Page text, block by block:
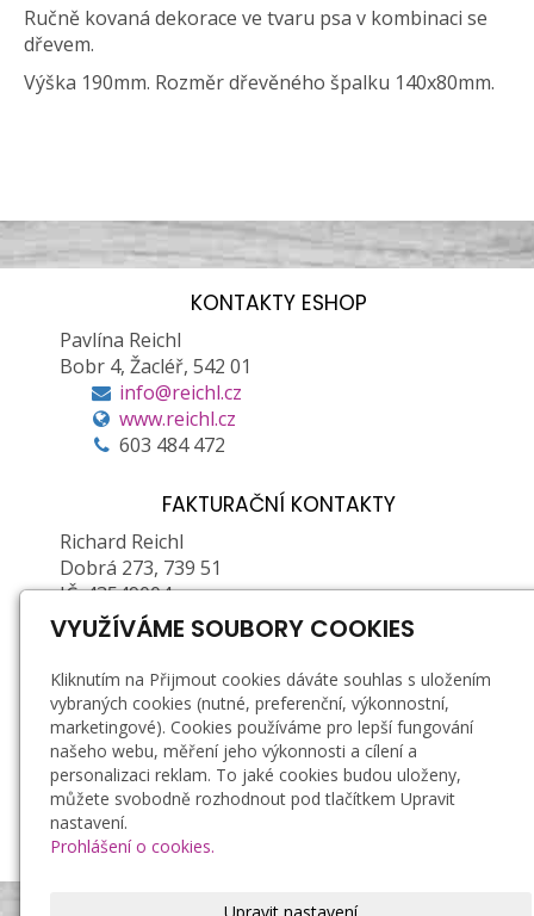
Ručně kovaná dekorace ve tvaru psa v kombinaci se
dřevem.
Výška 190mm. Rozměr dřevěného špalku 140x80mm.
KONTAKTY ESHOP
Pavlína Reichl
Bobr 4, Žacléř, 542 01
info@reichl.cz
www.reichl.cz
603 484 472
FAKTURAČNÍ KONTAKTY
Richard Reichl
Dobrá 273, 739 51
IČ: 43549004
DIČ: CZ6603261907 (plátce DPH)
Zapsán u Obecního ŽÚ MÚ ve Frýdku-Místku, č.
j.: 01/2/21878P/36623/5, e. č.: 380202-71376-00
Doprava a platba
Záruka a reklamace
Obchodní podmínky
Zásady zpracování osobních údajů
Bezpečnostní podmínky používání svíček
VYUŽÍVÁME SOUBORY COOKIES
Kliknutím na Přijmout cookies dáváte souhlas s uložením
vybraných cookies (nutné, preferenční, výkonnostní,
marketingové). Cookies používáme pro lepší fungování
našeho webu, měření jeho výkonnosti a cílení a
personalizaci reklam. To jaké cookies budou uloženy,
můžete svobodně rozhodnout pod tlačítkem Upravit
nastavení.
Prohlášení o cookies.